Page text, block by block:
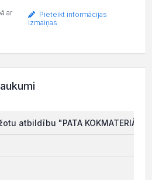
ar
Pieteikt informācijas
izmaiņas
atbildību "PATA KOKMATERIĀLI"